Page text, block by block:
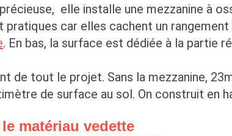
elle installe une mezzanine à
car elles cachent un
. En bas, la surface est dédiée à la partie
de tout le projet. Sans la mezzanine,
de surface au sol. On construit en
matériau vedette